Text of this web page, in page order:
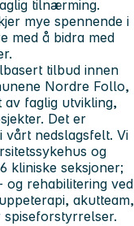
tilnærming.
mye spennende i
med å bidra med
tilbud innen
Nordre Follo,
av faglig utvikling,
Det er
vårt nedslagsfelt. Vi
og
kliniske seksjoner;
og rehabilitering ved
akutteam,
spiseforstyrrelser.